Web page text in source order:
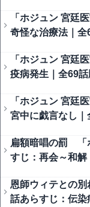
「ホジュン 宮廷
奇怪な治療法｜全
「ホジュン 宮廷
疫病発生｜全69話
「ホジュン 宮廷
宮中に戯言なし｜
扁額暗唱の罰 「
すじ：再会～和解
恩師ウィテとの
話あらすじ：伝